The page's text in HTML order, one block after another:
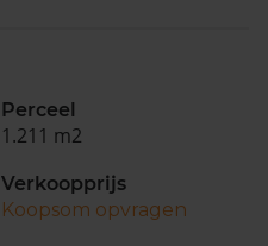
Perceel
1.211 m2
Verkoopprijs
Koopsom opvragen